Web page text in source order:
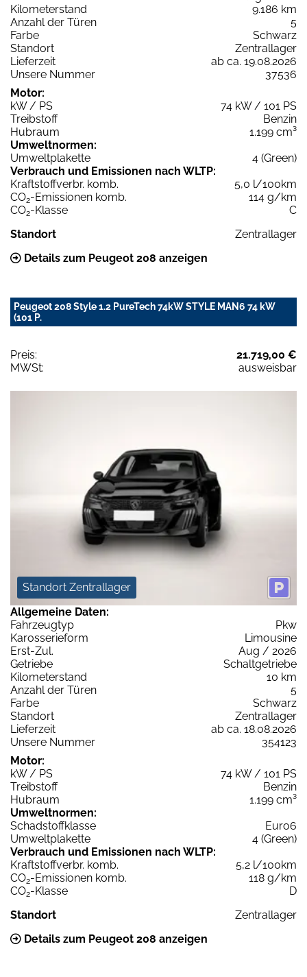
Kilometerstand
9.186 km
Anzahl der Türen
5
Farbe
Schwarz
Standort
Zentrallager
Lieferzeit
ab ca. 19.08.2026
Unsere Nummer
37536
Motor:
kW / PS
74 kW / 101 PS
Treibstoff
Benzin
Hubraum
1.199 cm³
Umweltnormen:
Umweltplakette
4 (Green)
Verbrauch und Emissionen nach WLTP:
Kraftstoffverbr. komb.
5,0 l/100km
CO2-Emissionen komb.
114 g/km
CO2-Klasse
C
Standort
Zentrallager
Details zum Peugeot 208 anzeigen
Peugeot 208 Style 1.2 PureTech 74kW STYLE MAN6 74 kW
(101 P.
Preis:
21.719,00 €
MWSt:
ausweisbar
Standort Zentrallager
Allgemeine Daten:
Fahrzeugtyp
Pkw
Karosserieform
Limousine
Erst-Zul.
Aug / 2026
Getriebe
Schaltgetriebe
Kilometerstand
10 km
Anzahl der Türen
5
Farbe
Schwarz
Standort
Zentrallager
Lieferzeit
ab ca. 18.08.2026
Unsere Nummer
354123
Motor:
kW / PS
74 kW / 101 PS
Treibstoff
Benzin
Hubraum
1.199 cm³
Umweltnormen:
Schadstoffklasse
Euro6
Umweltplakette
4 (Green)
Verbrauch und Emissionen nach WLTP:
Kraftstoffverbr. komb.
5,2 l/100km
CO2-Emissionen komb.
118 g/km
CO2-Klasse
D
Standort
Zentrallager
Details zum Peugeot 208 anzeigen